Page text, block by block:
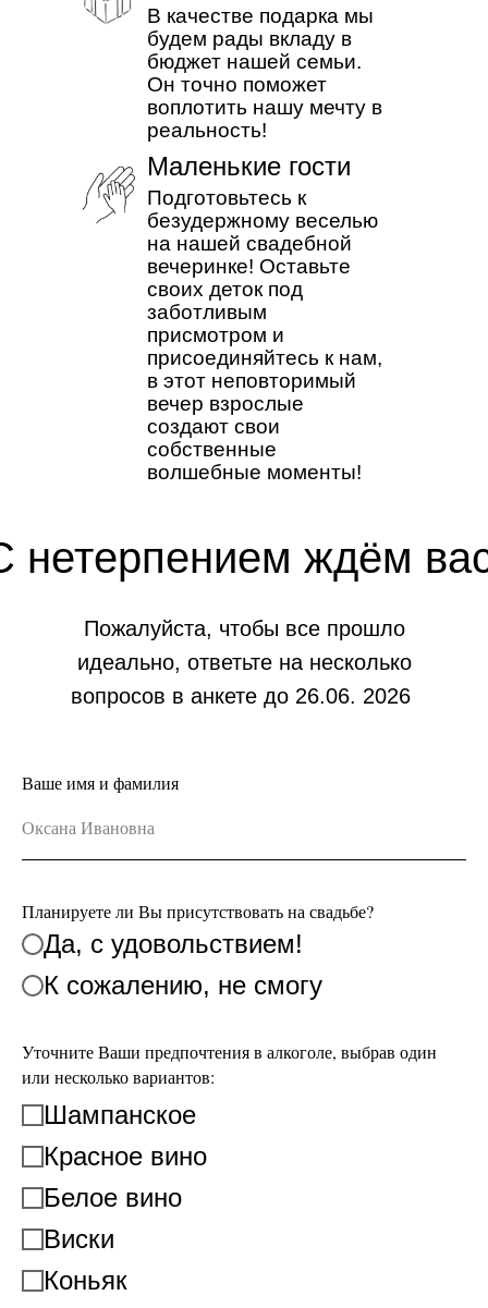
В качестве подарка мы
будем рады вкладу в
бюджет нашей семьи.
Он точно поможет
воплотить нашу мечту в
реальность!
Маленькие гости
Подготовьтесь к
безудержному веселью
на нашей свадебной
вечеринке! Оставьте
своих деток под
заботливым
присмотром и
присоединяйтесь к нам,
в этот неповторимый
вечер взрослые
создают свои
собственные
волшебные моменты!
Пожалуйста, чтобы все прошло
идеально, ответьте на несколько
вопросов в анкете до 26.06. 2026
нетерпением ждём
Ваше имя и фамилия
Планируете ли Вы присутствовать на свадьбе?
Да, с удовольствием!
К сожалению, не смогу
Уточните Ваши предпочтения в алкоголе, выбрав один
или несколько вариантов:
Шампанское
Красное вино
Белое вино
Виски
Коньяк